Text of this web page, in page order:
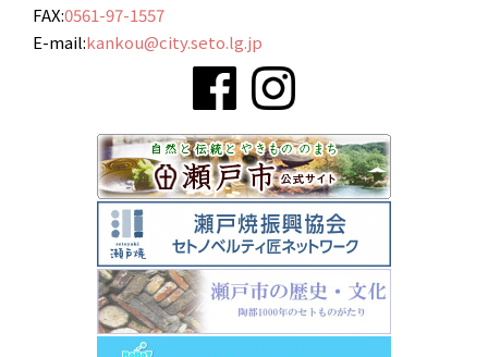
FAX:0561-97-1557
E-mail:kankou@city.seto.lg.jp